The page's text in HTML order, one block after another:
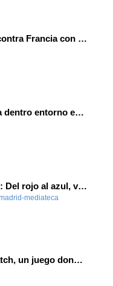
Juega la semifinal contra Francia con un juego utilizando el ángulo para centrar a Nico Williams
vídeo acceso Ágora dentro entorno escuela
José Ángel Álvarez: Del rojo al azul, volumen III
mediateca
Programa con Scratch, un juego donde tu personaje se mueva por un campo de minas usando el sonido para evitarlas